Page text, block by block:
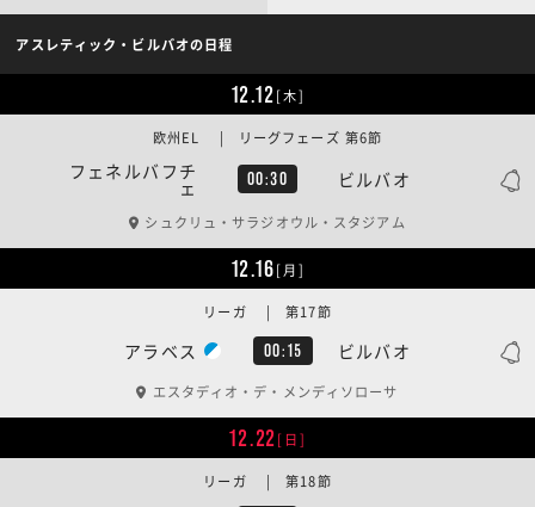
アスレティック・ビルバオの日程
12.12[木]
フェネルバフチ
ェ 00:30 ビルバオ
欧州EL | リーグフェーズ 第6節
シュクリュ・サラジオウル・スタジアム
12.16[月]
アラベス 00:15 ビルバオ
リーガ | 第17節
エスタディオ・デ・メンディソローサ
12.22[日]
リーガ | 第18節